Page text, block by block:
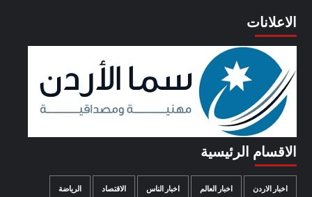
الاعلانات
الاقسام الرئيسية
اخبار الاردن اخبار العالم اخبار الناس الاقتصاد الرياضة